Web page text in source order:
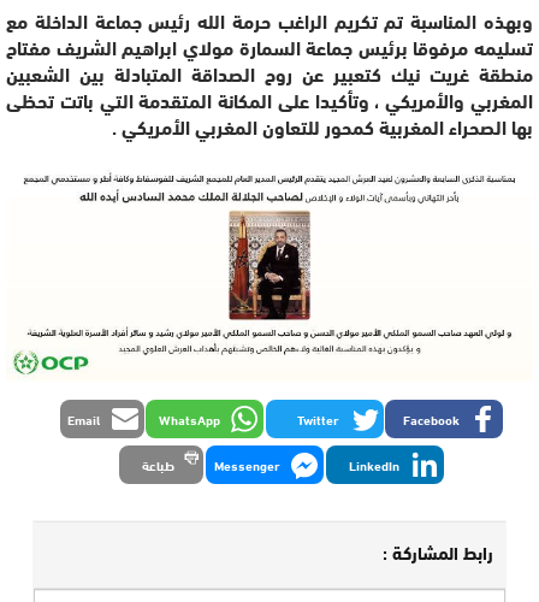
وبهذه المناسبة تم تكريم الراغب حرمة الله رئيس جماعة الداخلة مع
تسليمه مرفوقا برئيس جماعة السمارة مولاي ابراهيم الشريف مفتاح
منطقة غريت نيك كتعبير عن روح الصداقة المتبادلة بين الشعبين
المغربي والأمريكي ، وتأكيدا على المكانة المتقدمة التي باتت تحظى
بها الصحراء المغربية كمحور للتعاون المغربي الأمريكي .
Facebook
Twitter
WhatsApp
Email
LinkedIn
Messenger طباعة
رابط المشاركة :